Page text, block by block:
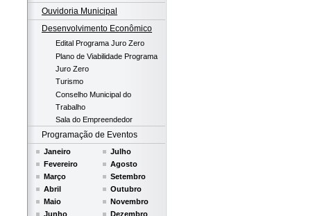
Ouvidoria Municipal
Desenvolvimento Econômico
Edital Programa Juro Zero
Plano de Viabilidade Programa
Juro Zero
Turismo
Conselho Municipal do
Trabalho
Sala do Empreendedor
Programação de Eventos
Janeiro
Fevereiro
Março
Abril
Maio
Junho
Julho
Agosto
Setembro
Outubro
Novembro
Dezembro